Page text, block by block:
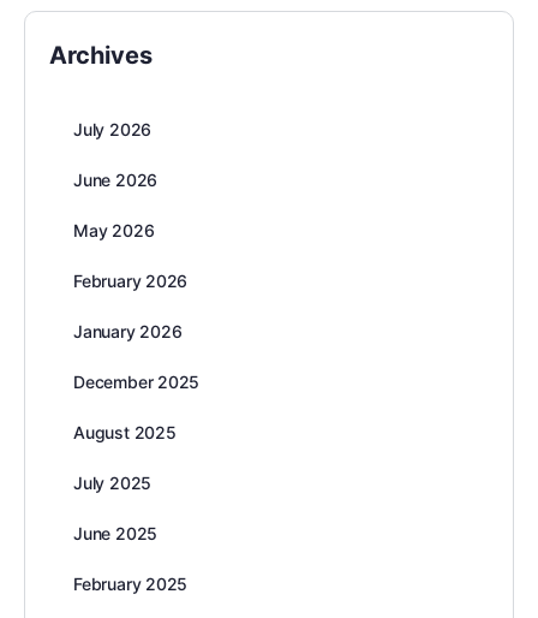
Archives
July 2026
June 2026
May 2026
February 2026
January 2026
December 2025
August 2025
July 2025
June 2025
February 2025